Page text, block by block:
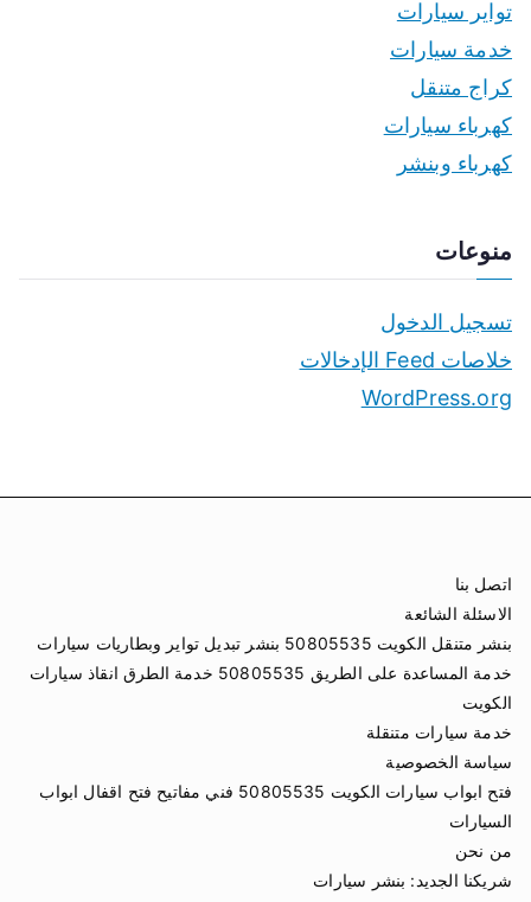
تواير سيارات
خدمة سيارات
كراج متنقل
كهرباء سيارات
كهرباء وبنشر
منوعات
تسجيل الدخول
خلاصات Feed الإدخالات
WordPress.org
اتصل بنا
الاسئلة الشائعة
بنشر متنقل الكويت 50805535 بنشر تبديل تواير وبطاريات سيارات
خدمة المساعدة على الطريق 50805535 خدمة الطرق انقاذ سيارات
الكويت
خدمة سيارات متنقلة
سياسة الخصوصية
فتح ابواب سيارات الكويت 50805535 فني مفاتيح فتح اقفال ابواب
السيارات
من نحن
شريكنا الجديد: بنشر سيارات